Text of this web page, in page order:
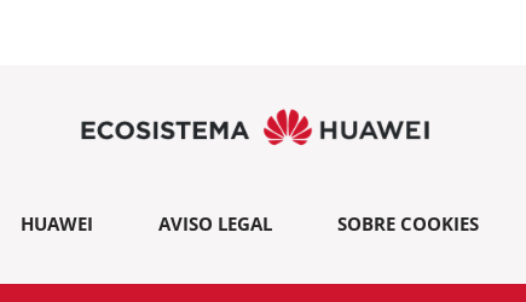
HUAWEI AVISO LEGAL SOBRE COOKIES